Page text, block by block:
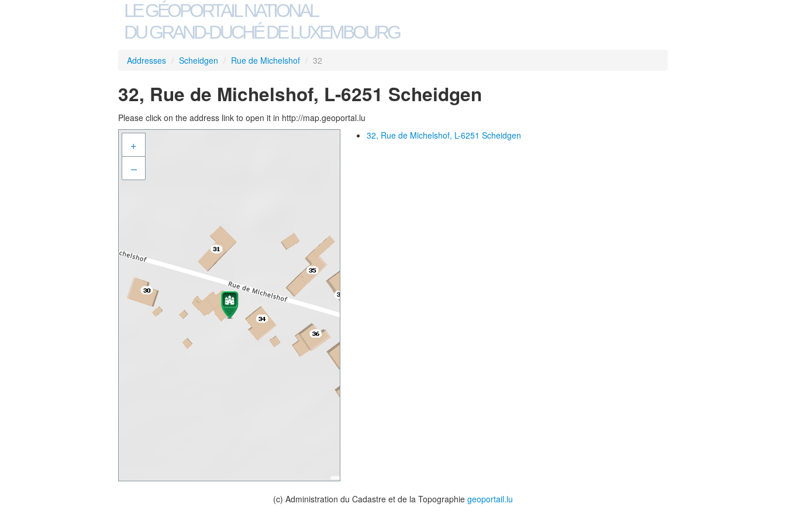
LE GÉOPORTAIL NATIONAL
DU GRAND-DUCHÉ DE LUXEMBOURG
Addresses / Scheidgen / Rue de Michelshof / 32
32, Rue de Michelshof, L-6251 Scheidgen
Please click on the address link to open it in http://map.geoportal.lu
+
–
32, Rue de Michelshof, L-6251 Scheidgen
(c) Administration du Cadastre et de la Topographie geoportail.lu